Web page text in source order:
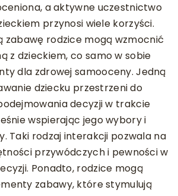
a aktywne uczestnictwo
przynosi wiele korzyści.
zabawę rodzice mogą wzmocnić
z dzieckiem, co samo w sobie
dla zdrowej samooceny. Jedną
dziecku przestrzeni do
decyzji w trakcie
wspierając jego wybory i
Taki rodzaj interakcji pozwala na
przywódczych i pewności w
Ponadto, rodzice mogą
zabawy, które stymulują